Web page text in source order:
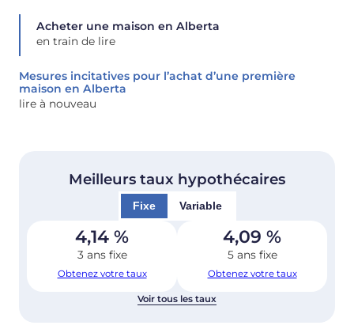
Acheter une maison en Alberta
en train de lire
Mesures incitatives pour l’achat d’une première
maison en Alberta
lire à nouveau
Meilleurs taux hypothécaires
Fixe Variable
4,14 %
3 ans fixe
Obtenez votre taux
4,09 %
5 ans fixe
Obtenez votre taux
Voir tous les taux